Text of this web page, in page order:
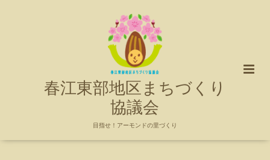
春江東部地区まちづくり
協議会
目指せ！アーモンドの里づくり